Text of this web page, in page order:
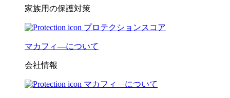
家族用の保護対策
プロテクションスコア
マカフィ―について
会社情報
マカフィ―について